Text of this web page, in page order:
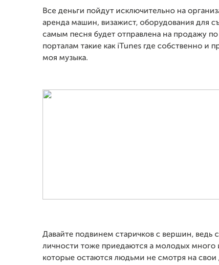
Все деньги пойдут исключительно на
аренда машин, визажист, оборудования для
самым песня будет отправлена на продажу
порталам такие как iTunes где собственно и
моя музыка.
Давайте подвинем старичков с вершин, ведь
личности тоже приедаются а молодых много
которые остаются людьми не смотря на свои